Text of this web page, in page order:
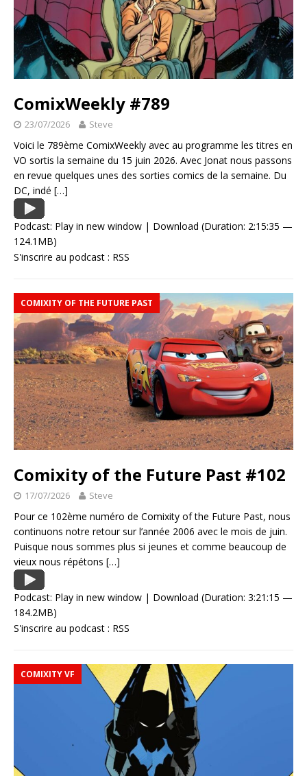
ComixWeekly #789
23/07/2026 Steve
Voici le 789ème ComixWeekly avec au programme les titres en
VO sortis la semaine du 15 juin 2026. Avec Jonat nous passons
en revue quelques unes des sorties comics de la semaine. Du
DC, indé […]
Podcast: Play in new window | Download (Duration: 2:15:35 —
124.1MB)
S'inscrire au podcast : RSS
COMIXITY OF THE FUTURE PAST
Comixity of the Future Past #102
17/07/2026 Steve
Pour ce 102ème numéro de Comixity of the Future Past, nous
continuons notre retour sur l’année 2006 avec le mois de juin.
Puisque nous sommes plus si jeunes et comme beaucoup de
vieux nous répétons […]
Podcast: Play in new window | Download (Duration: 3:21:15 —
184.2MB)
S'inscrire au podcast : RSS
COMIXITY VF